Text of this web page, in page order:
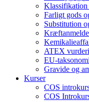
Klassifikation
Farligt gods
Substitution
ATEX
EU-
Gravide og
Kurser
COS
COS